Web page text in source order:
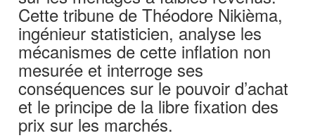
Cette tribune de Théodore Nikièma,
ingénieur statisticien, analyse les
mécanismes de cette inflation non
mesurée et interroge ses
conséquences sur le pouvoir d’achat
et le principe de la libre fixation des
prix sur les marchés.